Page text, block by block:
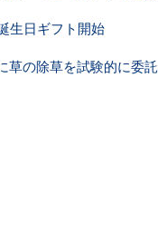
生日ギフト開始
草の除草を試験的に委託